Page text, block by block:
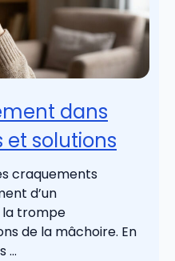
dans
et solutions
craquements
d’un
trompe
de la mâchoire. En
...